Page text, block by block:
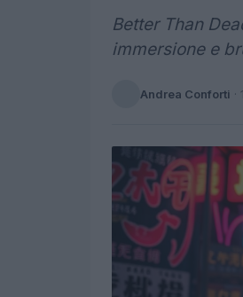
Better Than
immersione e
Andrea Conforti ·